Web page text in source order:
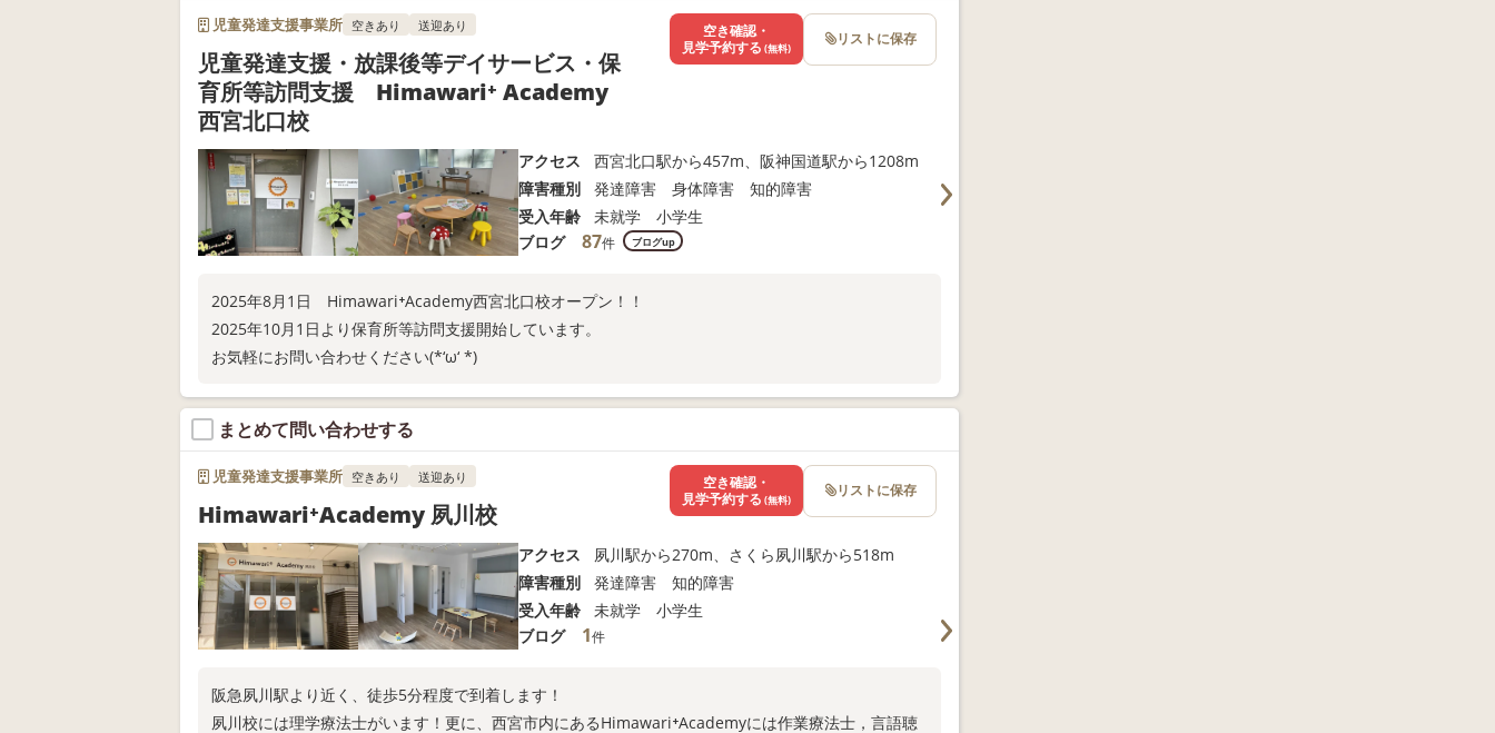
児童発達支援事業所 空きあり 送迎あり
児童発達支援・放課後等デイサービス・保
育所等訪問支援 Himawari⁺ Academy
西宮北口校
アクセス
西宮北口駅から457m、阪神国道駅から1208m
障害種別
発達障害 身体障害 知的障害
受入年齢
未就学 小学生
ブログ
87件 ブログup
2025年8月1日 Himawari⁺Academy西宮北口校オープン！！
2025年10月1日より保育所等訪問支援開始しています。
お気軽にお問い合わせください(*‘ω‘ *)
空き確認・
見学予約する (無料) リストに保存
まとめて問い合わせする
児童発達支援事業所 空きあり 送迎あり
Himawari⁺Academy 夙川校
アクセス
夙川駅から270m、さくら夙川駅から518m
障害種別
発達障害 知的障害
受入年齢
未就学 小学生
ブログ
1件
阪急夙川駅より近く、徒歩5分程度で到着します！
夙川校には理学療法士がいます！更に、西宮市内にあるHimawari⁺Academyには作業療法士，言語聴
空き確認・
見学予約する (無料) リストに保存